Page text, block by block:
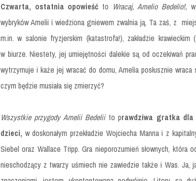
Czwarta, ostatnia opowieść to Wracaj, Amelio Bedelio!,
wybryków Amelii i wiedziona gniewem zwalnia ją. Ta zaś, z
m.in. w salonie fryzjerskim (katastrofa!), zakładzie
w biurze. Niestety, jej umiejętności dalekie są od oczekiwań
wytrzymuje i każe jej wracać do domu, Amelia posłusznie
czym będzie musiała się zmierzyć?
Wszystkie przygody Amelii Bedelii to prawdziwa gratka dla
dzieci, w doskonałym przekładzie Wojciecha Manna i z
Siebel oraz Wallace Tripp. Gra nieporozumień słownych, która
nieschodzący z twarzy uśmiech nie zawiedzie także i Was. Ja,